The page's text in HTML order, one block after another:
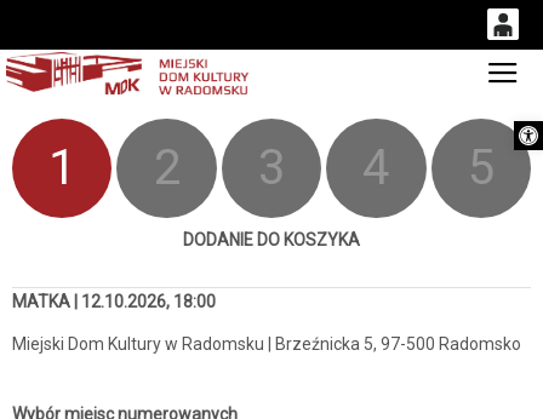
0
PLN
14
1 2 3 4 5
DODANIE DO KOSZYKA
MATKA | 12.10.2026, 18:00
Miejski Dom Kultury w Radomsku | Brzeźnicka 5, 97-500 Radomsko
Wybór miejsc numerowanych